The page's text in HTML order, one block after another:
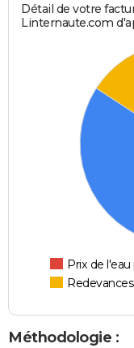
Détail de votre
Linternaute.com
Prix de
Redevances
Méthodologie :